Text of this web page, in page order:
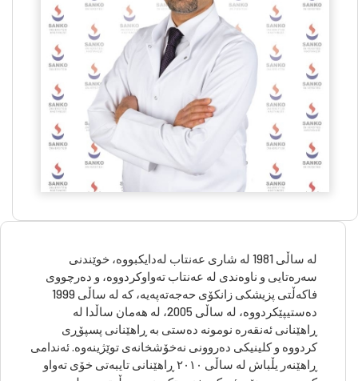
لە ساڵی 1981 لە شاری عەنتاب لەدایکبووە، خوێندنی
سەرەتایی و ناوەندی لە عەنتاب تەواوکردووە، و دەرچووی
فاکەڵتی پزیشکی زانکۆی حەجەتەپەیە، کە لە ساڵی 1999
دەستیپێکردووە، لە ساڵی 2005، لە هەمان ساڵدا لە
ڕاهێنانی ئەنقەرە نومونە دەستی بە ڕاهێنانی پسپۆڕی
کردووە و کلینیکی دەروونی نەخۆشخانەی توێژینەوە. ئەندامی
ڕاهێنەر یڵباش لە ساڵی ٢٠١٠ ڕاهێنانی تایبەتی خۆی تەواو